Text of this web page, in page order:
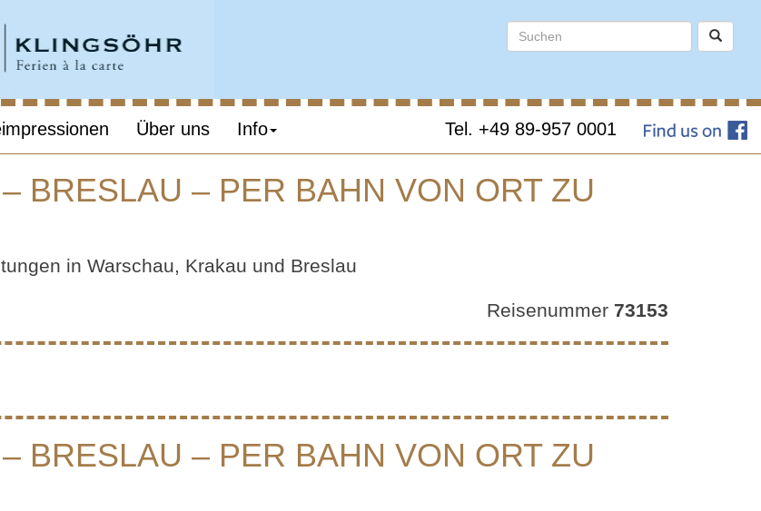
Über uns Info Tel. +49 89-957 0001
– PER BAHN VON
ZU ORT
BRESLAU – PER BAHN VON ORT ZU
in Warschau, Krakau und Breslau
Reisenummer 73153
BRESLAU – PER BAHN VON ORT ZU